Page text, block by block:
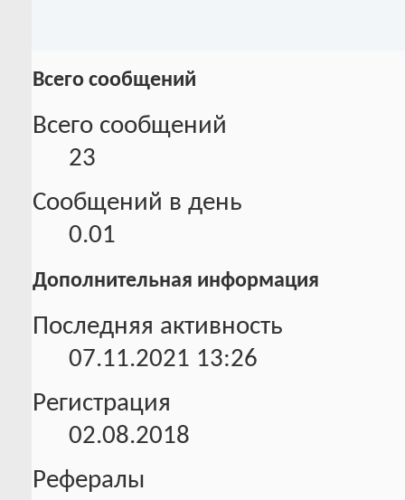
Всего сообщений
Всего сообщений
23
Сообщений в день
0.01
Дополнительная информация
Последняя активность
07.11.2021 13:26
Регистрация
02.08.2018
Рефералы